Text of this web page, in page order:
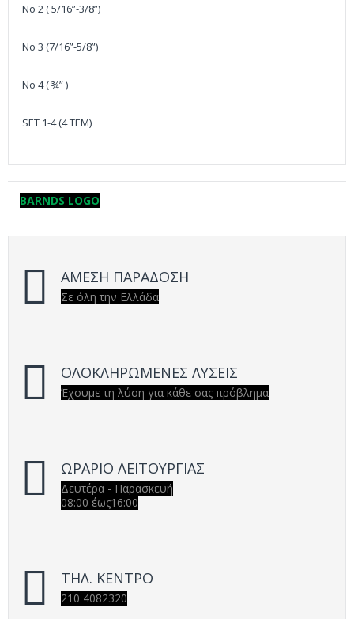
No 2 ( 5/16”-3/8”)
No 3 (7/16”-5/8”)
No 4 ( ¾” )
SET 1-4 (4 TEM)
BARNDS LOGO
ΑΜΕΣΗ ΠΑΡΑΔΟΣΗ
Σε όλη την Ελλάδα
ΟΛΟΚΛΗΡΩΜΕΝΕΣ ΛΥΣΕΙΣ
Έχουμε τη λύση για κάθε σας πρόβλημα
ΩΡΑΡΙΟ ΛΕΙΤΟΥΡΓΙΑΣ
Δευτέρα - Παρασκευή
08:00 έως16:00
ΤΗΛ. ΚΕΝΤΡΟ
210 4082320